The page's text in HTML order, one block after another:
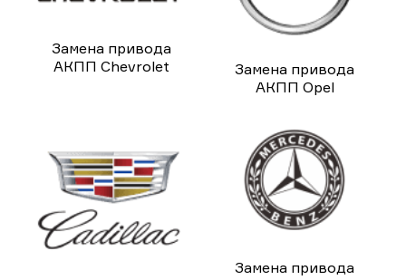
Замена привода
АКПП Chevrolet
Замена привода
АКПП Opel
Замена привода